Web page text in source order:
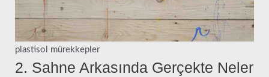
plastisol mürekkepler
2. Sahne Arkasında Gerçekte Neler